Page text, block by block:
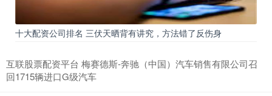
十大配资公司排名 三伏天晒背有讲究，方法错了反伤身
互联股票配资平台 梅赛德斯-奔驰（中国）汽车销售有限公司召
回1715辆进口G级汽车